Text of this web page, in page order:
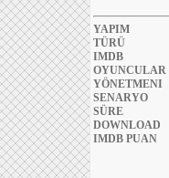
YAPIM
TÜRÜ
IMDB
OYUNCULAR
YÖNETMENI
SENARYO
SÜRE
DOWNLOAD
IMDB PUAN